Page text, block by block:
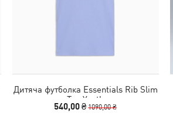
Дитяча футболка Essentials Rib Slim
Tee Youth
540,00 ₴1090,00 ₴